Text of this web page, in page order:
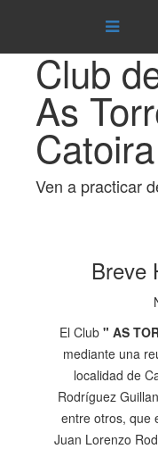
Club
As
Catoira
Ven a practicar
Breve
El Club " AS
mediante una
localidad de
Rodríguez
entre otros, que
Juan Lorenzo